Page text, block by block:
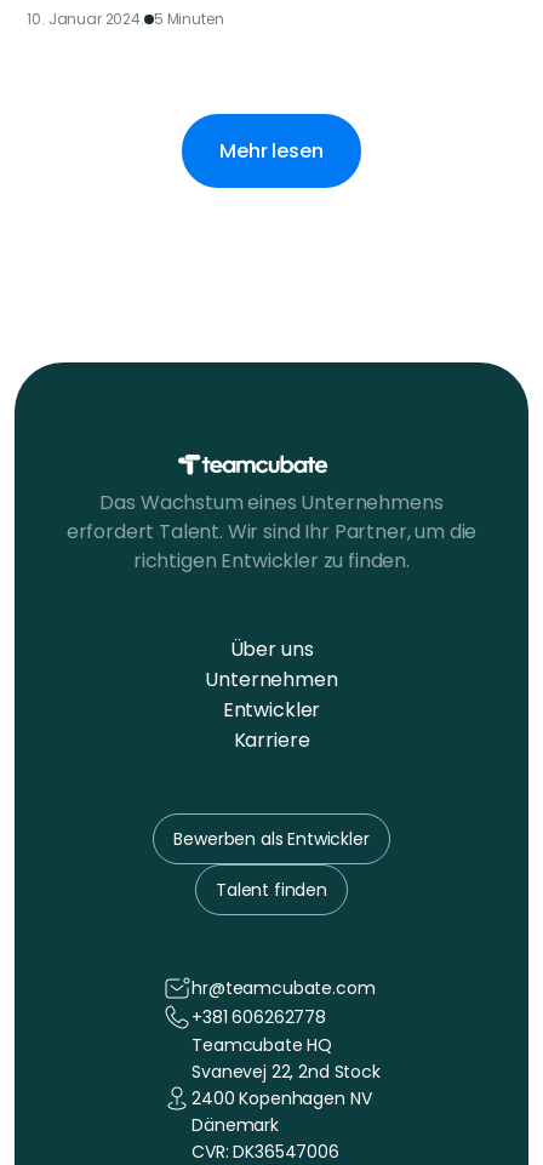
10. Januar 2024. 5 Minuten
Mehr lesen
Das Wachstum eines Unternehmens
erfordert Talent. Wir sind Ihr Partner, um die
richtigen Entwickler zu finden.
Über uns
Unternehmen
Entwickler
Karriere
Bewerben als Entwickler
Talent finden
hr@teamcubate.com
+381 606262778
Teamcubate HQ
Svanevej 22, 2nd Stock
2400 Kopenhagen NV
Dänemark
CVR: DK36547006